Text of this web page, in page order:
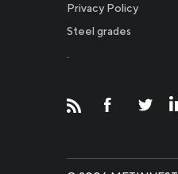
Privacy Policy
Steel grades
.
Новости
Инвесторам